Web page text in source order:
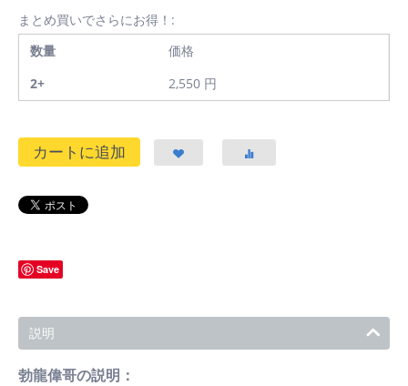
まとめ買いでさらにお得！:
数量
価格
2+
2,550 円
カートに追加
Save
説明
勃龍偉哥の説明：